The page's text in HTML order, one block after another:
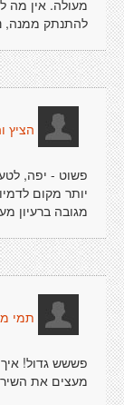
מעולה. אין מה
להתנתק ממנה,
הציץ
פשוט - יפה,
יותר מקום
מגובה ברעיון
תמי
פששש גדול!
מעצים את